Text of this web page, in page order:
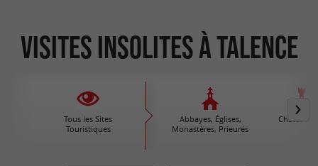
Visites Insolites à Talence
Tous les Sites
Touristiques
Abbayes, Églises,
Monastères, Prieurés
Châteaux